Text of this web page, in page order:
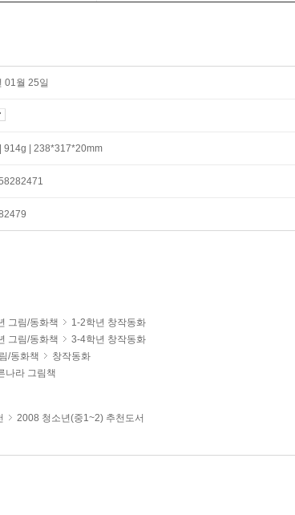
01월 25일
914g | 238*317*20mm
그림/동화책
1-2학년 창작동화
그림/동화책
3-4학년 창작동화
/동화책
창작동화
나라 그림책
2008 청소년(중1~2) 추천도서